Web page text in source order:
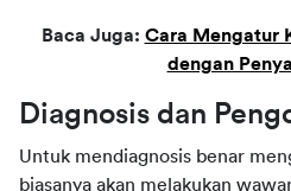
Baca Juga: Cara Mengatur
dengan
Diagnosis dan
Untuk mendiagnosis benar
biasanya akan melakukan